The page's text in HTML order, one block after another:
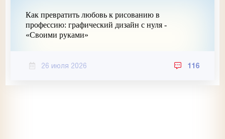
Как превратить любовь к рисованию в
профессию: графический дизайн с нуля -
«Своими руками»
26 июля 2026 116